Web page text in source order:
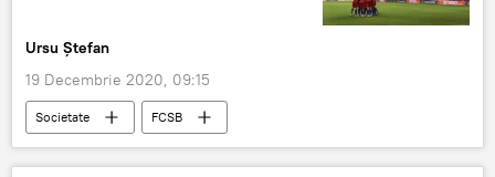
Ursu Ștefan
19 Decembrie 2020, 09:15
Societate FCSB